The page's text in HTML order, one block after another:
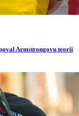
Armstrongovu teorii